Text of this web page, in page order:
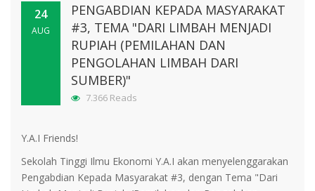
24
AUG
PENGABDIAN KEPADA MASYARAKAT
#3, TEMA "DARI LIMBAH MENJADI
RUPIAH (PEMILAHAN DAN
PENGOLAHAN LIMBAH DARI
SUMBER)"
7.366 Reads
Y.A.I Friends!
Sekolah Tinggi Ilmu Ekonomi Y.A.I akan menyelenggarakan
Pengabdian Kepada Masyarakat #3, dengan Tema "Dari